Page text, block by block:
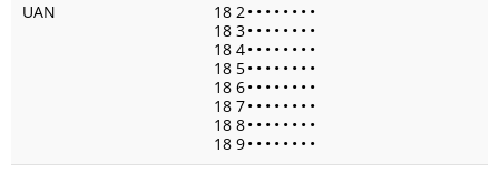
UAN
18 2• • • • • • • •
18 3• • • • • • • •
18 4• • • • • • • •
18 5• • • • • • • •
18 6• • • • • • • •
18 7• • • • • • • •
18 8• • • • • • • •
18 9• • • • • • • •